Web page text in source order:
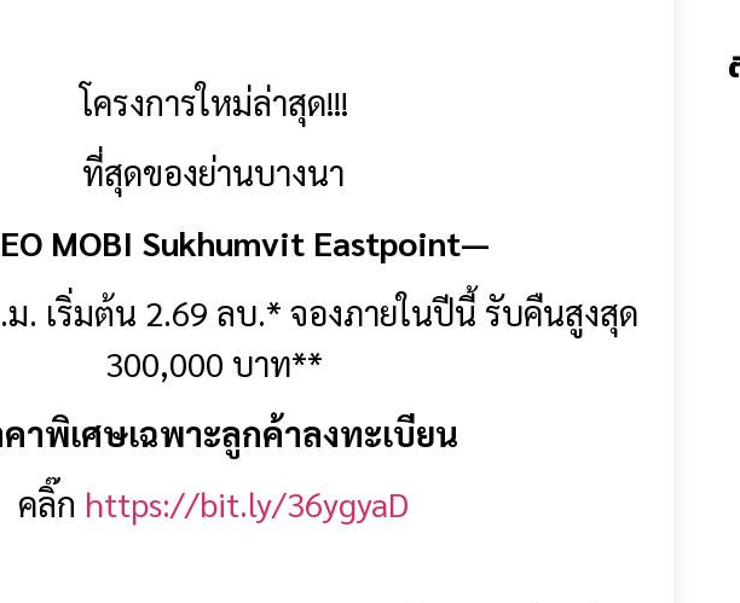
โครงการใหม่ล่าสุด!!!
ที่สุดของย่านบางนา
MOBI Sukhumvit Eastpoint—
. เริ่มต้น 2.69 ลบ.* จองภายในปีนี้ รับคืนสูงสุด
300,000 บาท**
คาพิเศษเฉพาะลูกค้าลงทะเบียน
คลิ๊ก https://bit.ly/36ygyaD